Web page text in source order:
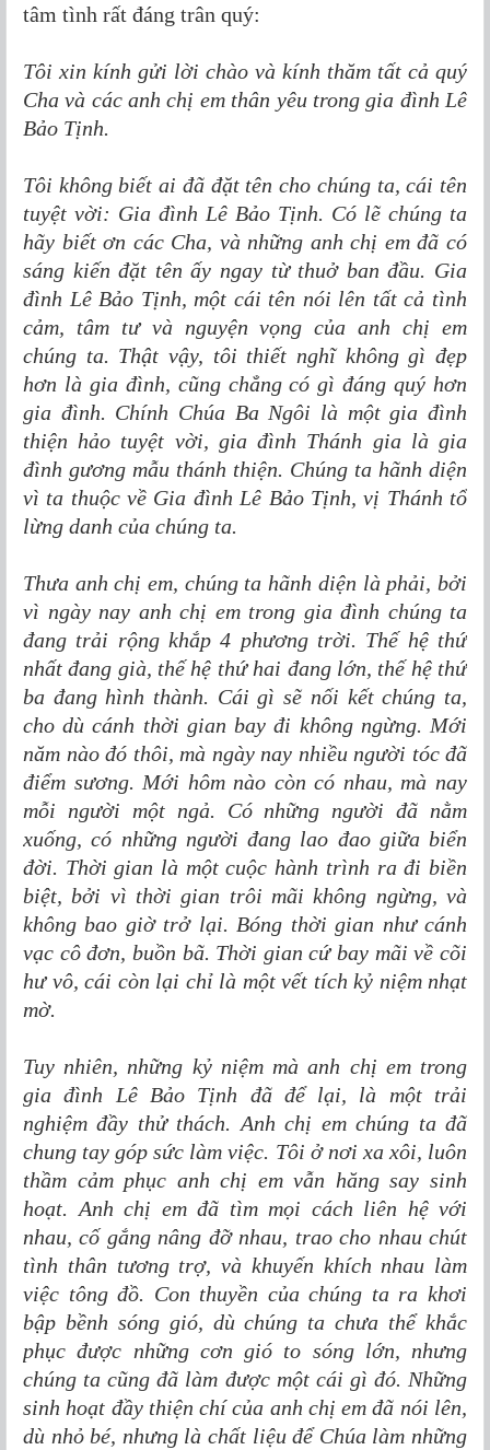
tâm tình rất đáng trân quý:
Tôi xin kính gửi lời chào và kính thăm tất cả quý
Cha và các anh chị em thân yêu trong gia đình Lê
Bảo Tịnh.
Tôi không biết ai đã đặt tên cho chúng ta, cái tên
tuyệt vời: Gia đình Lê Bảo Tịnh. Có lẽ chúng ta
hãy biết ơn các Cha, và những anh chị em đã có
sáng kiến đặt tên ấy ngay từ thuở ban đầu. Gia
đình Lê Bảo Tịnh, một cái tên nói lên tất cả tình
cảm, tâm tư và nguyện vọng của anh chị em
chúng ta. Thật vậy, tôi thiết nghĩ không gì đẹp
hơn là gia đình, cũng chẳng có gì đáng quý hơn
gia đình. Chính Chúa Ba Ngôi là một gia đình
thiện hảo tuyệt vời, gia đình Thánh gia là gia
đình gương mẫu thánh thiện. Chúng ta hãnh diện
vì ta thuộc về Gia đình Lê Bảo Tịnh, vị Thánh tổ
lừng danh của chúng ta.
Thưa anh chị em, chúng ta hãnh diện là phải, bởi
vì ngày nay anh chị em trong gia đình chúng ta
đang trải rộng khắp 4 phương trời. Thế hệ thứ
nhất đang già, thế hệ thứ hai đang lớn, thế hệ thứ
ba đang hình thành. Cái gì sẽ nối kết chúng ta,
cho dù cánh thời gian bay đi không ngừng. Mới
năm nào đó thôi, mà ngày nay nhiều người tóc đã
điểm sương. Mới hôm nào còn có nhau, mà nay
mỗi người một ngả. Có những người đã nằm
xuống, có những người đang lao đao giữa biển
đời. Thời gian là một cuộc hành trình ra đi biền
biệt, bởi vì thời gian trôi mãi không ngừng, và
không bao giờ trở lại. Bóng thời gian như cánh
vạc cô đơn, buồn bã. Thời gian cứ bay mãi về cõi
hư vô, cái còn lại chỉ là một vết tích kỷ niệm nhạt
mờ.
Tuy nhiên, những kỷ niệm mà anh chị em trong
gia đình Lê Bảo Tịnh đã để lại, là một trải
nghiệm đầy thử thách. Anh chị em chúng ta đã
chung tay góp sức làm việc. Tôi ở nơi xa xôi, luôn
thầm cảm phục anh chị em vẫn hăng say sinh
hoạt. Anh chị em đã tìm mọi cách liên hệ với
nhau, cố gắng nâng đỡ nhau, trao cho nhau chút
tình thân tương trợ, và khuyến khích nhau làm
việc tông đồ. Con thuyền của chúng ta ra khơi
bập bềnh sóng gió, dù chúng ta chưa thể khắc
phục được những cơn gió to sóng lớn, nhưng
chúng ta cũng đã làm được một cái gì đó. Những
sinh hoạt đầy thiện chí của anh chị em đã nói lên,
dù nhỏ bé, nhưng là chất liệu để Chúa làm những